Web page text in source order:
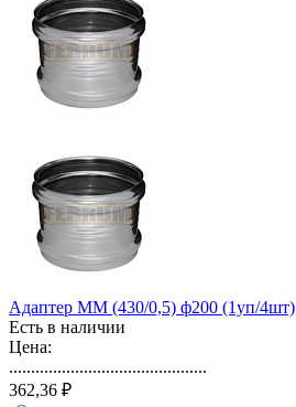
Адаптер ММ (430/0,5) ф200 (1уп/4шт)
Есть в наличии
Цена:
.............................................
362,36 ₽